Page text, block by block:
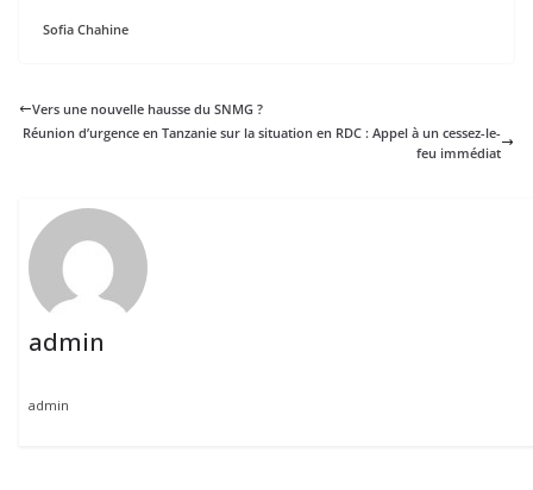
Sofia Chahine
Vers une nouvelle hausse du SNMG ?
Réunion d’urgence en Tanzanie sur la situation en RDC : Appel à un cessez-le-
feu immédiat
admin
admin